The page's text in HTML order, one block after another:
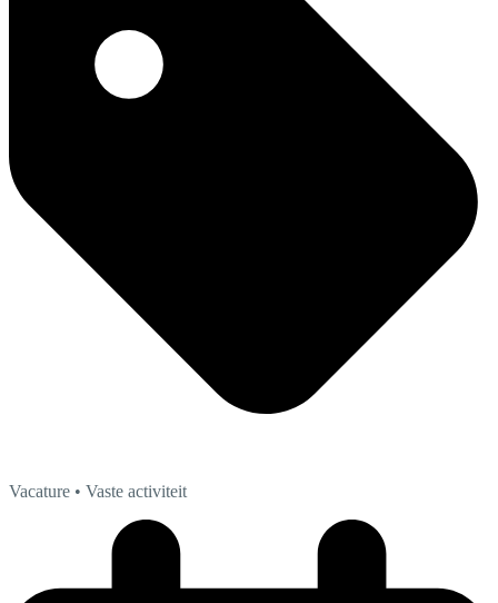
Vacature • Vaste activiteit